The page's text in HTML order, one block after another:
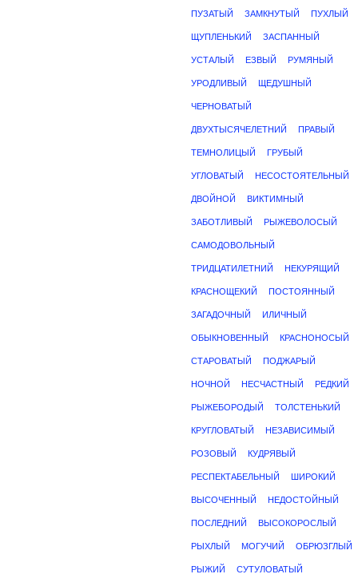
ПУЗАТЫЙ ЗАМКНУТЫЙ ПУХЛЫЙ
ЩУПЛЕНЬКИЙ ЗАСПАННЫЙ
УСТАЛЫЙ ЕЗВЫЙ РУМЯНЫЙ
УРОДЛИВЫЙ ЩЕДУШНЫЙ
ЧЕРНОВАТЫЙ
ДВУХТЫСЯЧЕЛЕТНИЙ ПРАВЫЙ
ТЕМНОЛИЦЫЙ ГРУБЫЙ
УГЛОВАТЫЙ НЕСОСТОЯТЕЛЬНЫЙ
ДВОЙНОЙ ВИКТИМНЫЙ
ЗАБОТЛИВЫЙ РЫЖЕВОЛОСЫЙ
САМОДОВОЛЬНЫЙ
ТРИДЦАТИЛЕТНИЙ НЕКУРЯЩИЙ
КРАСНОЩЕКИЙ ПОСТОЯННЫЙ
ЗАГАДОЧНЫЙ ИЛИЧНЫЙ
ОБЫКНОВЕННЫЙ КРАСНОНОСЫЙ
СТАРОВАТЫЙ ПОДЖАРЫЙ
НОЧНОЙ НЕСЧАСТНЫЙ РЕДКИЙ
РЫЖЕБОРОДЫЙ ТОЛСТЕНЬКИЙ
КРУГЛОВАТЫЙ НЕЗАВИСИМЫЙ
РОЗОВЫЙ КУДРЯВЫЙ
РЕСПЕКТАБЕЛЬНЫЙ ШИРОКИЙ
ВЫСОЧЕННЫЙ НЕДОСТОЙНЫЙ
ПОСЛЕДНИЙ ВЫСОКОРОСЛЫЙ
РЫХЛЫЙ МОГУЧИЙ ОБРЮЗГЛЫЙ
РЫЖИЙ СУТУЛОВАТЫЙ